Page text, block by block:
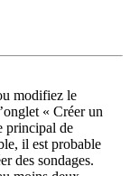
modifiez le
« Créer un
principal de
il est probable
des sondages.